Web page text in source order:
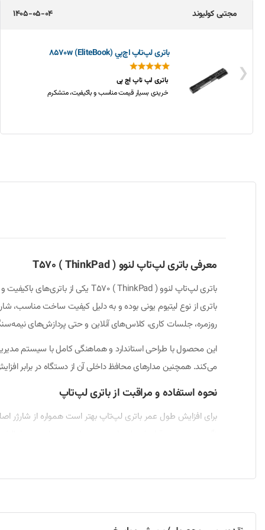
❮
مجتبی کولیوند 1405-05-04
باتری لپ‌تاپ اچ‌پي 8570w (EliteBook)
باتری لپ تاپ اچ پی
خریدی بسیار قیمت مناسب و باکیفیت، متشکرم
معرفی باتری لپ‌تاپ لنوو T570 ( ThinkPad )
باتری از نوع لیتیوم یونی بوده و به دلیل کیفیت ساخت مناسب،
روزمره، جلسات کاری، کلاس‌های آنلاین و حتی پردازش‌های
می‌کند. همچنین مدارهای محافظ داخلی آن از دستگاه در برابر
نحوه استفاده و مراقبت از باتری لپ‌تاپ
بهینه‌سازی مصرف انرژی و افزایش سلامت باتری کمک کند.
نصب این باتری نسبتاً ساده بوده و کاربران می‌توانند بدون نیاز